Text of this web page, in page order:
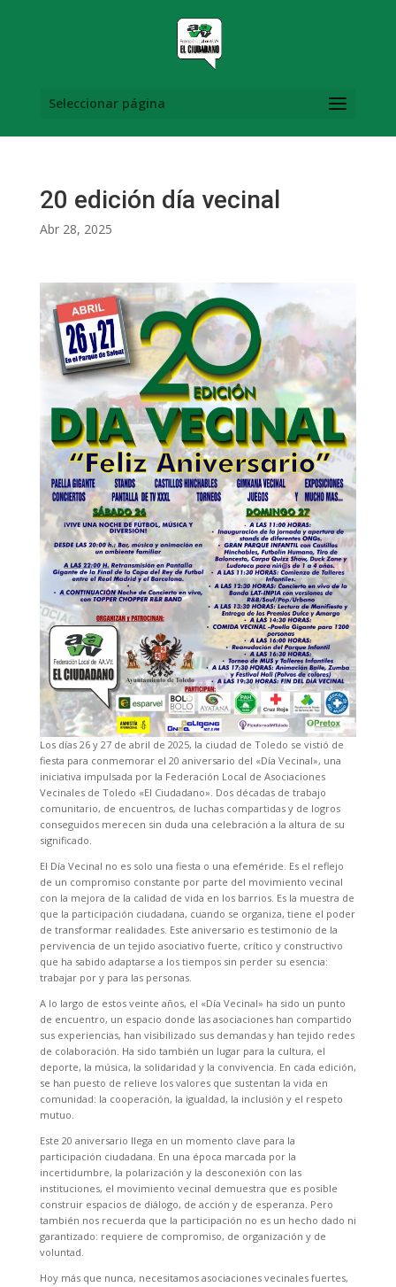
Seleccionar página
20 edición día vecinal
Abr 28, 2025
Los días 26 y 27 de abril de 2025, la ciudad de Toledo se vistió de
fiesta para conmemorar el 20 aniversario del «Día Vecinal», una
iniciativa impulsada por la Federación Local de Asociaciones
Vecinales de Toledo «El Ciudadano». Dos décadas de trabajo
comunitario, de encuentros, de luchas compartidas y de logros
conseguidos merecen sin duda una celebración a la altura de su
significado.
El Día Vecinal no es solo una fiesta o una efeméride. Es el reflejo
de un compromiso constante por parte del movimiento vecinal
con la mejora de la calidad de vida en los barrios. Es la muestra de
que la participación ciudadana, cuando se organiza, tiene el poder
de transformar realidades. Este aniversario es testimonio de la
pervivencia de un tejido asociativo fuerte, crítico y constructivo
que ha sabido adaptarse a los tiempos sin perder su esencia:
trabajar por y para las personas.
A lo largo de estos veinte años, el «Día Vecinal» ha sido un punto
de encuentro, un espacio donde las asociaciones han compartido
sus experiencias, han visibilizado sus demandas y han tejido redes
de colaboración. Ha sido también un lugar para la cultura, el
deporte, la música, la solidaridad y la convivencia. En cada edición,
se han puesto de relieve los valores que sustentan la vida en
comunidad: la cooperación, la igualdad, la inclusión y el respeto
mutuo.
Este 20 aniversario llega en un momento clave para la
participación ciudadana. En una época marcada por la
incertidumbre, la polarización y la desconexión con las
instituciones, el movimiento vecinal demuestra que es posible
construir espacios de diálogo, de acción y de esperanza. Pero
también nos recuerda que la participación no es un hecho dado ni
garantizado: requiere de compromiso, de organización y de
voluntad.
Hoy más que nunca, necesitamos asociaciones vecinales fuertes,